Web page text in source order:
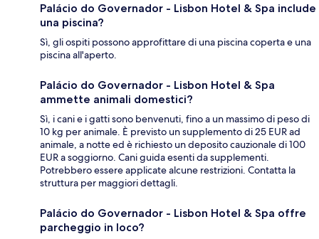
Palácio do Governador - Lisbon Hotel & Spa include
una piscina?
Sì, gli ospiti possono approfittare di una piscina coperta e una
piscina all'aperto.
Palácio do Governador - Lisbon Hotel & Spa
ammette animali domestici?
Sì, i cani e i gatti sono benvenuti, fino a un massimo di peso di
10 kg per animale. È previsto un supplemento di 25 EUR ad
animale, a notte ed è richiesto un deposito cauzionale di 100
EUR a soggiorno. Cani guida esenti da supplementi.
Potrebbero essere applicate alcune restrizioni. Contatta la
struttura per maggiori dettagli.
Palácio do Governador - Lisbon Hotel & Spa offre
parcheggio in loco?